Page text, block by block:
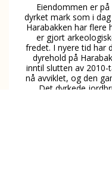
Eiendommen er
dyrket mark som i
Harabakken har flere
er gjort
fredet. I nyere tid har
dyrehold på
inntil slutten av
nå avviklet, og den
Det dyrkede